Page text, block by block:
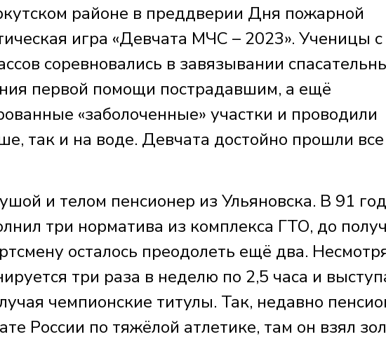
районе в преддверии Дня пожарной
игра «Девчата МЧС – 2023». Ученицы с
соревновались в завязывании
первой помощи пострадавшим, а ещё
«заболоченные» участки и проводили
так и на воде. Девчата достойно прошли все
и телом пенсионер из Ульяновска. В 91 год
три норматива из комплекса ГТО, до
осталось преодолеть ещё два.
три раза в неделю по 2,5 часа и
чемпионские титулы. Так, недавно
России по тяжёлой атлетике, там он взял